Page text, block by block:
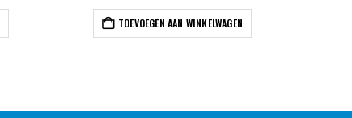
TOEVOEGEN AAN WINKELWAGEN